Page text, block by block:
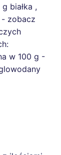
białka ,
- zobacz
w 100 g -